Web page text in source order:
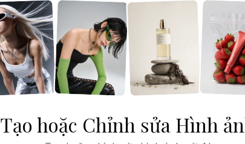
Tạo hoặc Chỉnh sửa Hình